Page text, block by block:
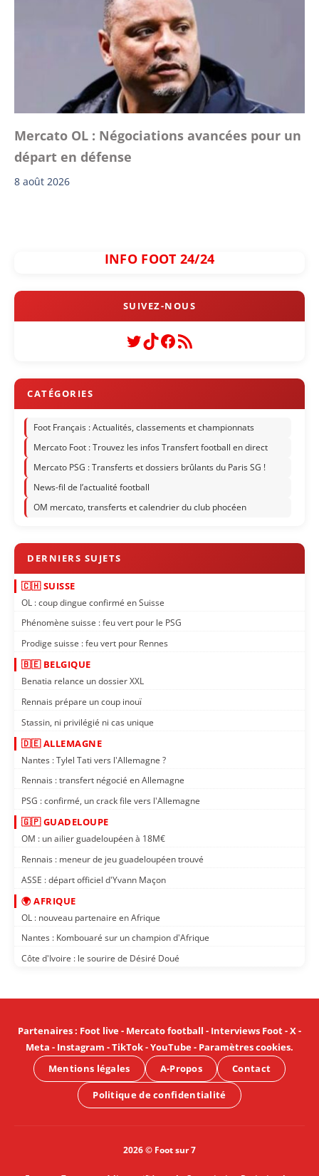
Mercato OL : Négociations avancées pour un
départ en défense
8 août 2026
INFO FOOT 24/24
Twitter
TikTok
Facebook
Flux RSS
Foot Français : Actualités, classements et championnats
Mercato Foot : Trouvez les infos Transfert football en direct
Mercato PSG : Transferts et dossiers brûlants du Paris SG !
News-fil de l’actualité football
OM mercato, transferts et calendrier du club phocéen
🇨🇭 SUISSE
OL : coup dingue confirmé en Suisse
Phénomène suisse : feu vert pour le PSG
Prodige suisse : feu vert pour Rennes
🇧🇪 BELGIQUE
Benatia relance un dossier XXL
Rennais prépare un coup inouï
Stassin, ni privilégié ni cas unique
🇩🇪 ALLEMAGNE
Nantes : Tylel Tati vers l'Allemagne ?
Rennais : transfert négocié en Allemagne
PSG : confirmé, un crack file vers l'Allemagne
🇬🇵 GUADELOUPE
OM : un ailier guadeloupéen à 18M€
Rennais : meneur de jeu guadeloupéen trouvé
ASSE : départ officiel d'Yvann Maçon
🌍 AFRIQUE
OL : nouveau partenaire en Afrique
Nantes : Kombouaré sur un champion d'Afrique
Côte d'Ivoire : le sourire de Désiré Doué
Partenaires: Foot live- Mercato football - Interviews Foot-X-
Meta - Instagram -TikTok-YouTube- Paramètres cookies.
Mentions légales
A-Propos Contact
Politique de confidentialité
2026 © Foot sur 7